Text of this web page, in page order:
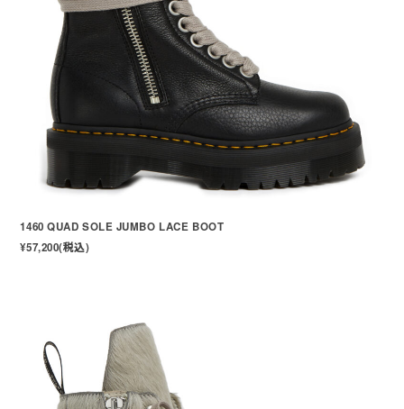
1460 QUAD SOLE JUMBO LACE BOOT
¥57,200(税込)